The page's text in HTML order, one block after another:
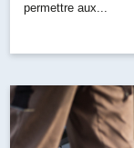
permettre aux...